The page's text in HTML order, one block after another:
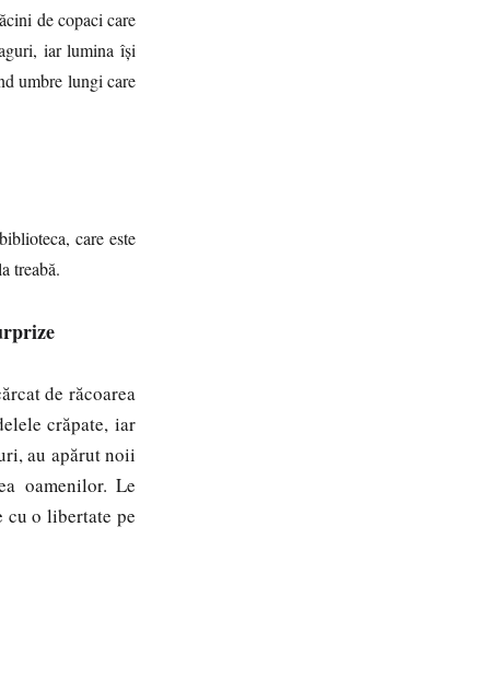
de copaci care
iar lumina își
umbre lungi care
care este
treabă.
de răcoarea
crăpate, iar
au apărut noii
oamenilor. Le
cu o libertate pe